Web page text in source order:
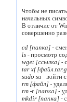
Чтобы не
начальных
В отличие от
совершенно
cd [папка] -
ls - просмотр
wget [ссылка] -
tar xf
sudo su - войти
rm [файл] -
rm -r [папка] -
mkdir [папка] -